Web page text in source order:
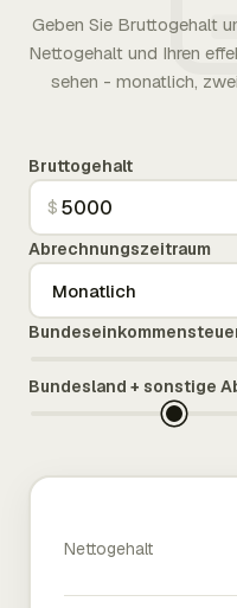
Geben Sie Bruttogehalt
Nettogehalt und Ihren
sehen - monatlich,
Bruttogehalt
$
Abrechnungszeitraum
Bundesland + sonstige
Nettogehalt